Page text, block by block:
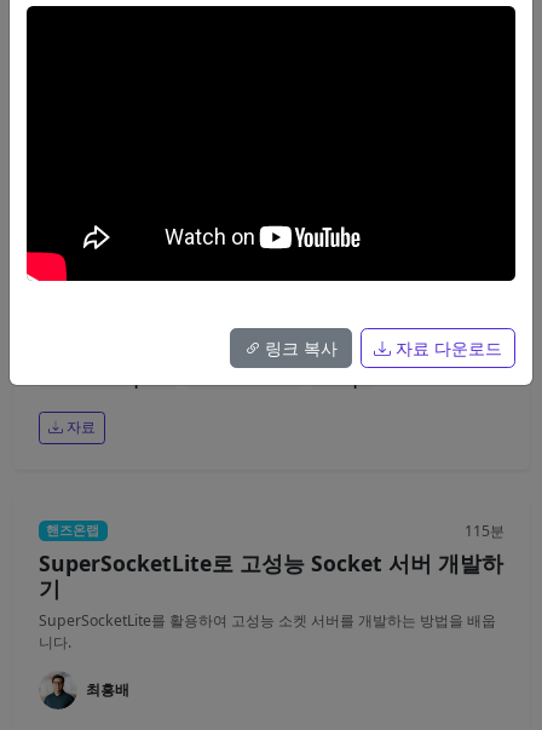
닷넷 개발자를 위한 깃헙 코드스페이스 설정
GitHub Codespaces를 .NET 개발 환경으로 설정하는 방법을 배웁니다.
자료
핸즈온랩 115분
SuperSocketLite로 고성능 Socket 서버 개발하
기
SuperSocketLite를 활용하여 고성능 소켓 서버를 개발하는 방법을 배웁
니다.
최흥배
링크 복사 자료 다운로드